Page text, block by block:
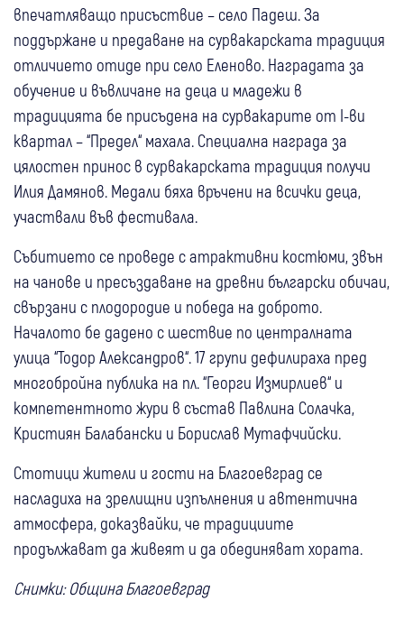
впечатляващо присъствие – село Падеш. За
поддържане и предаване на сурвакарската традиция
отличието отиде при село Еленово. Наградата за
обучение и въвличане на деца и младежи в
традицията бе присъдена на сурвакарите от I-ви
квартал – “Предел“ махала. Специална награда за
цялостен принос в сурвакарската традиция получи
Илия Дамянов. Медали бяха връчени на всички деца,
участвали във фестивала.
Събитието се проведе с атрактивни костюми, звън
на чанове и пресъздаване на древни български обичаи,
свързани с плодородие и победа на доброто.
Началото бе дадено с шествие по централната
улица “Тодор Александров“. 17 групи дефилираха пред
многобройна публика на пл. “Георги Измирлиев“ и
компетентното жури в състав Павлина Солачка,
Кристиян Балабански и Борислав Мутафчийски.
Стотици жители и гости на Благоевград се
насладиха на зрелищни изпълнения и автентична
атмосфера, доказвайки, че традициите
продължават да живеят и да обединяват хората.
Снимки: Община Благоевград